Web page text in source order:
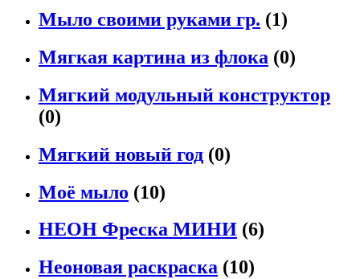
Мыло своими руками гр. (1)
Мягкая картина из флока (0)
Мягкий модульный конструктор
(0)
Мягкий новый год (0)
Моё мыло (10)
НЕОН Фреска МИНИ (6)
Неоновая раскраска (10)